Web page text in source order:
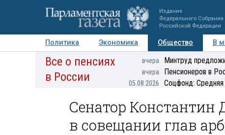
Издание
Федерального Собрания
Российской Федерации
Политика Экономика Общество В
Авторы Персоны Мнения Регионы
Все о пенсиях
в России
вчера Минтруд
вчера Пенсионеров в
05.08.2026 Соцфонд: Средняя
Сенатор
в совещании глав